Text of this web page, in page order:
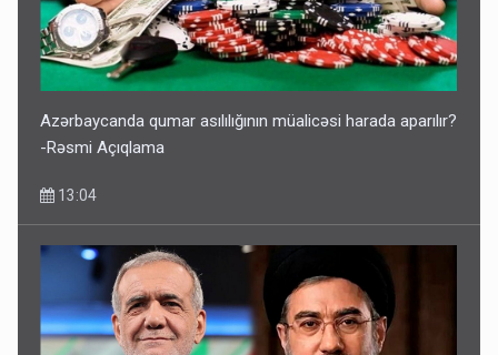
Azərbaycanda qumar asılılığının müalicəsi harada aparılır?
-Rəsmi Açıqlama
13:04